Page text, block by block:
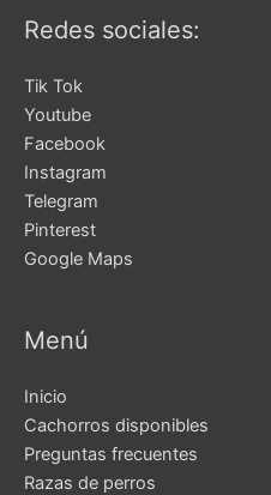
Redes sociales:
Tik Tok
Youtube
Facebook
Instagram
Telegram
Pinterest
Google Maps
Menú
Inicio
Cachorros disponibles
Preguntas frecuentes
Razas de perros